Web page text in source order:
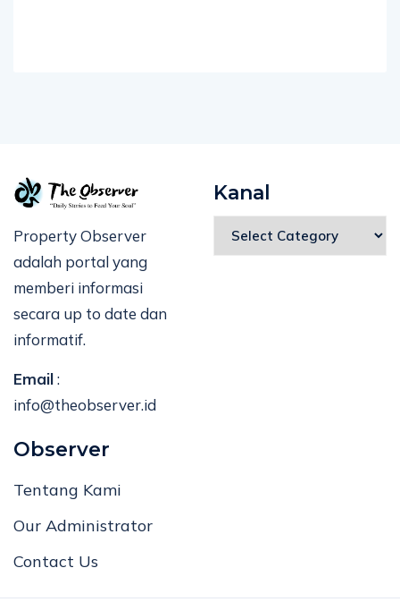
Property Observer
adalah portal yang
memberi informasi
secara up to date dan
informatif.
Email:
info@theobserver.id
Kanal
Observer
Tentang Kami
Our Administrator
Contact Us